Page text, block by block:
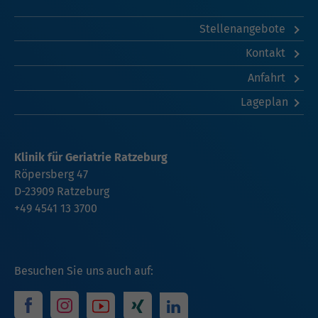
Stellenangebote
Kontakt
Anfahrt
Lageplan
Besuchen Sie uns auch auf:
Klinik für Geriatrie Ratzeburg
Röpersberg 47
D-23909 Ratzeburg
+49 4541 13 3700